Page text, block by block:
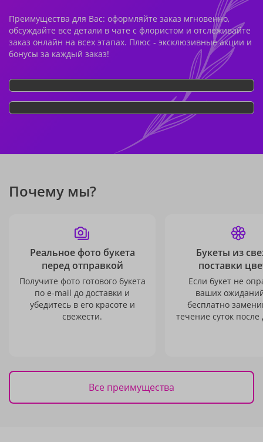
Преимущества для Вас: оформляйте заказ мгновенно,
обсуждайте все детали в чате с флористом и отслеживайте
заказ онлайн на всех этапах. Плюс - эксклюзивные акции и
бонусы за каждый заказ!
Почему мы?
Реальное фото букета
перед отправкой
Получите фото готового букета
по e-mail до доставки и
убедитесь в его красоте и
свежести.
Букеты из
поставки
Если букет не
ваших
бесплатно
течение суток после
Все преимущества